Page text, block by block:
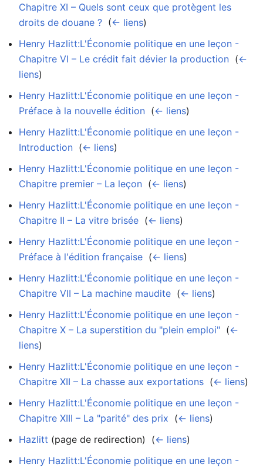
Chapitre XI – Quels sont ceux que protègent les
droits de douane ? (← liens)
Henry Hazlitt:L'Économie politique en une leçon -
Chapitre VI – Le crédit fait dévier la production (←
liens)
Henry Hazlitt:L'Économie politique en une leçon -
Préface à la nouvelle édition (← liens)
Henry Hazlitt:L'Économie politique en une leçon -
Introduction (← liens)
Henry Hazlitt:L'Économie politique en une leçon -
Chapitre premier – La leçon (← liens)
Henry Hazlitt:L'Économie politique en une leçon -
Chapitre II – La vitre brisée (← liens)
Henry Hazlitt:L'Économie politique en une leçon -
Préface à l'édition française (← liens)
Henry Hazlitt:L'Économie politique en une leçon -
Chapitre VII – La machine maudite (← liens)
Henry Hazlitt:L'Économie politique en une leçon -
Chapitre X – La superstition du "plein emploi" (←
liens)
Henry Hazlitt:L'Économie politique en une leçon -
Chapitre XII – La chasse aux exportations (← liens)
Henry Hazlitt:L'Économie politique en une leçon -
Chapitre XIII – La "parité" des prix (← liens)
Hazlitt (page de redirection) ‎ (← liens)
Henry Hazlitt:L'Économie politique en une leçon -